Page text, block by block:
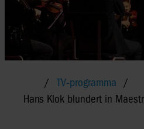
TV-programma
Hans Klok blundert in